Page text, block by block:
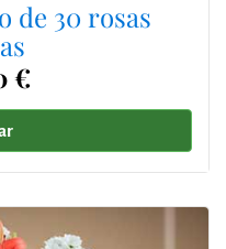
de 30 rosas
€